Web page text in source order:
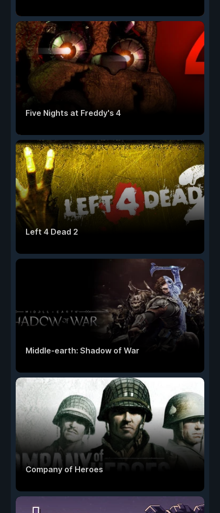
Five Nights at Freddy's 4
Left 4 Dead 2
Middle-earth: Shadow of War
Company of Heroes